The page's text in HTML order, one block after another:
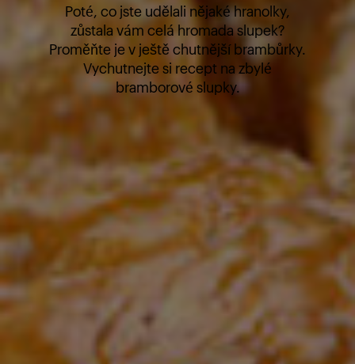
Poté, co jste udělali nějaké hranolky,
zůstala vám celá hromada slupek?
Proměňte je v ještě chutnější brambůrky.
Vychutnejte si recept na zbylé
bramborové slupky.